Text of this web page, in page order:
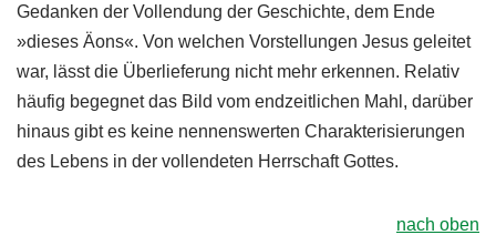
Gedanken der Vollendung der Geschichte, dem Ende
»dieses Äons«. Von welchen Vorstellungen Jesus geleitet
war, lässt die Überlieferung nicht mehr erkennen. Relativ
häufig begegnet das Bild vom endzeitlichen Mahl, darüber
hinaus gibt es keine nennenswerten Charakterisierungen
des Lebens in der vollendeten Herrschaft Gottes.
nach oben